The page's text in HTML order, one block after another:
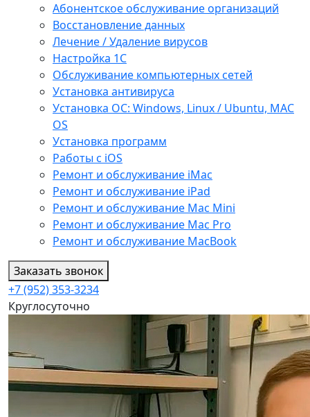
Абонентское обслуживание организаций
Восстановление данных
Лечение / Удаление вирусов
Настройка 1С
Обслуживание компьютерных сетей
Установка антивируса
Установка ОС: Windows, Linux / Ubuntu, МАС
OS
Установка программ
Работы с iOS
Ремонт и обслуживание iMac
Ремонт и обслуживание iPad
Ремонт и обслуживание Mac Mini
Ремонт и обслуживание Mac Pro
Ремонт и обслуживание MacBook
Заказать звонок
+7 (952) 353-3234
Круглосуточно